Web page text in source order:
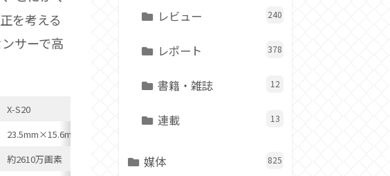
を考える
サーで高
X-S20
23.5mm×15.6mm (APS-Cサイズ) X-Trans CMOS 4
約2610万画素
約1210万画素
レビュー 240
レポート 378
書籍・雑誌 12
連載 13
媒体 825